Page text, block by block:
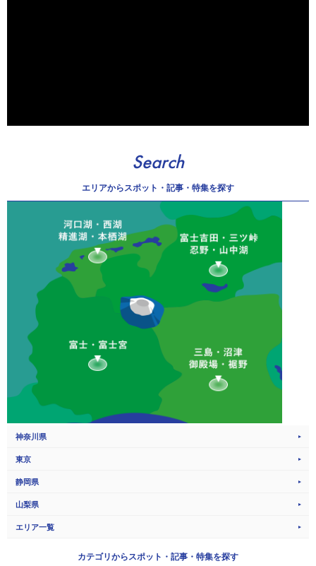
Search
エリアからスポット・記事・特集を探す
神奈川県
東京
静岡県
山梨県
エリア一覧
カテゴリからスポット・記事・特集を探す